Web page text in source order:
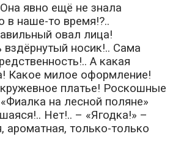
явно ещё не знала
в наше-то время!?..
овал лица!
вздёрнутый носик!.. Сама
А какая
Какое милое оформление!
платье! Роскошные
на лесной поляне»
Нет!.. – «Ягодка!» –
ароматная, только-только